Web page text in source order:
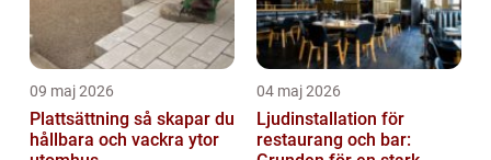
09 maj 2026
Plattsättning så skapar du
hållbara och vackra ytor
04 maj 2026
Ljudinstallation för
restaurang och bar: